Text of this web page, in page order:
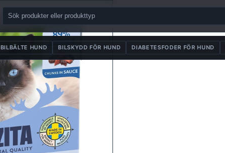
BILBÄLTE HUND BILSKYDD FÖR HUND DIABETESFODER FÖR HUND